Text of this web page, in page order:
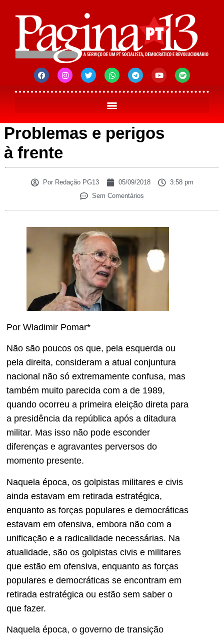
Problemas e perigos
à frente
PorRedação PG13 05/09/2018
3:58 pm
Sem Comentários
Por Wladimir Pomar*
Não são poucos os que, pela esquerda ou
pela direita, consideram a atual conjuntura
nacional não só extremamente confusa, mas
também muito parecida com a de 1989,
quando ocorreu a primeira eleição direta para
a presidência da república após a ditadura
militar. Mas isso não pode esconder
diferenças e agravantes perversos do
momento presente.
Naquela época, os golpistas militares e civis
ainda estavam em retirada estratégica,
enquanto as forças populares e democráticas
estavam em ofensiva, embora não com a
unificação e a radicalidade necessárias. Na
atualidade, são os golpistas civis e militares
que estão em ofensiva, enquanto as forças
populares e democráticas se encontram em
retirada estratégica ou estão sem saber o
que fazer.
Naquela época, o governo de transição